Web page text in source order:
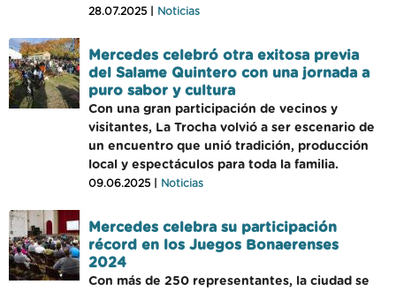
28.07.2025 | Noticias
Mercedes celebró otra exitosa previa
del Salame Quintero con una jornada a
puro sabor y cultura
Con una gran participación de vecinos y
visitantes, La Trocha volvió a ser escenario de
un encuentro que unió tradición, producción
local y espectáculos para toda la familia.
09.06.2025 | Noticias
Mercedes celebra su participación
récord en los Juegos Bonaerenses
2024
Con más de 250 representantes, la ciudad se